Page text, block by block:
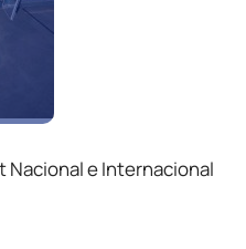
Nacional e Internacional